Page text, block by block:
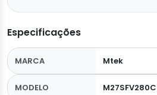
Especificações
MARCA Mtek
MODELO M27SFV280C